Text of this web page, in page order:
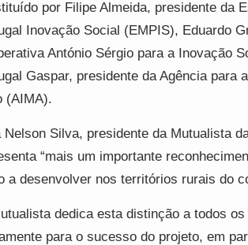
por Filipe Almeida, presidente da
Inovação Social (EMPIS), Eduardo
António Sérgio para a Inovação
Gaspar, presidente da Agência para
(AIMA).
Nelson Silva, presidente da Mutualista
“mais um importante
a desenvolver nos territórios rurais do
dedica esta distinção a todos
para o sucesso do projeto, em